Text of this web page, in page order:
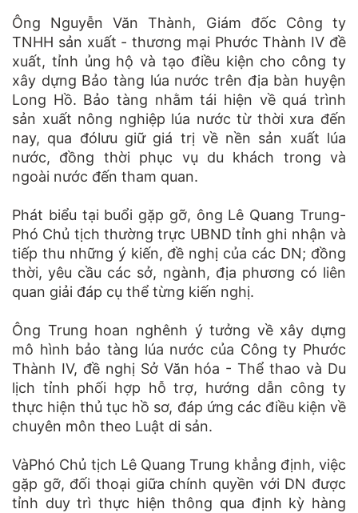
Ông Nguyễn Văn Thành, Giám đốc Công ty
TNHH sản xuất - thương mại Phước Thành IV đề
xuất, tỉnh ủng hộ và tạo điều kiện cho công ty
xây dựng Bảo tàng lúa nước trên địa bàn huyện
Long Hồ. Bảo tàng nhằm tái hiện về quá trình
sản xuất nông nghiệp lúa nước từ thời xưa đến
nay, qua đólưu giữ giá trị về nền sản xuất lúa
nước, đồng thời phục vụ du khách trong và
ngoài nước đến tham quan.
Phát biểu tại buổi gặp gỡ, ông Lê Quang Trung-
Phó Chủ tịch thường trực UBND tỉnh ghi nhận và
tiếp thu những ý kiến, đề nghị của các DN; đồng
thời, yêu cầu các sở, ngành, địa phương có liên
quan giải đáp cụ thể từng kiến nghị.
Ông Trung hoan nghênh ý tưởng về xây dựng
mô hình bảo tàng lúa nước của Công ty Phước
Thành IV, đề nghị Sở Văn hóa - Thể thao và Du
lịch tỉnh phối hợp hỗ trợ, hướng dẫn công ty
thực hiện thủ tục hồ sơ, đáp ứng các điều kiện về
chuyên môn theo Luật di sản.
VàPhó Chủ tịch Lê Quang Trung khẳng định, việc
gặp gỡ, đối thoại giữa chính quyền với DN được
tỉnh duy trì thực hiện thông qua định kỳ hàng